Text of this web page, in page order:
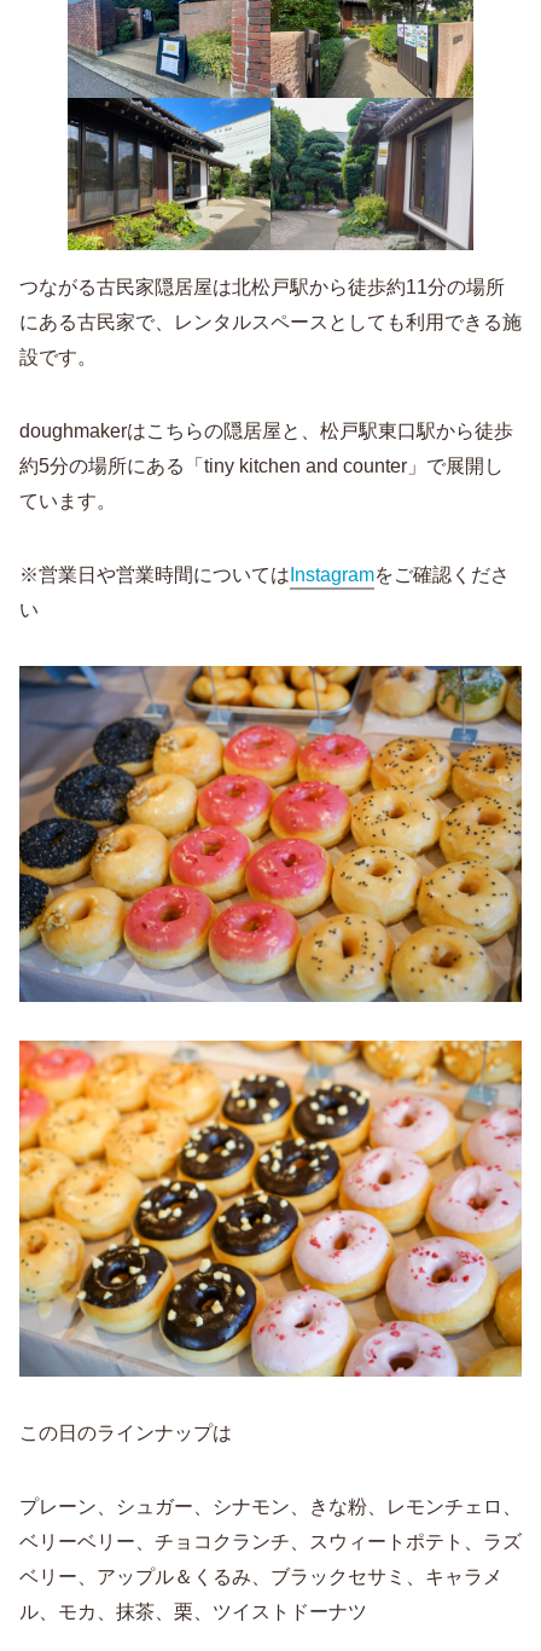
つながる古民家隠居屋は北松戸駅から徒歩約11分の場所
にある古民家で、レンタルスペースとしても利用できる施
設です。
doughmakerはこちらの隠居屋と、松戸駅東口駅から徒歩
約5分の場所にある「tiny kitchen and counter」で展開し
ています。
※営業日や営業時間については Instagramをご確認くださ
い
この日のラインナップは
プレーン、シュガー、シナモン、きな粉、レモンチェロ、
ベリーベリー、チョコクランチ、スウィートポテト、ラズ
ベリー、アップル＆くるみ、ブラックセサミ、キャラメ
ル、モカ、抹茶、栗、ツイストドーナツ